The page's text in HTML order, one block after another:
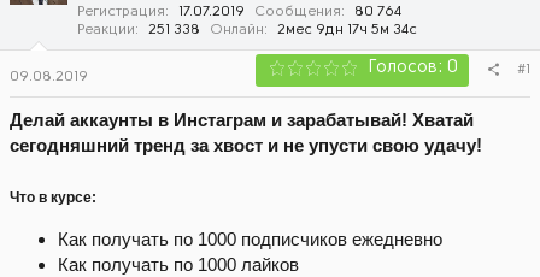
а
л
а
Регистрация 17.07.2019 Сообщения
80 764
Реакции
251 338 Онлайн 2мес 9дн 17ч 5м 34с
09.08.2019 Голосов: 0 #1
Делай аккаунты в Инстаграм и зарабатывай! Хватай
сегодняшний тренд за хвост и не упусти свою удачу!
Что в курсе:
Как получать по 1000 подписчиков ежедневно
Как получать по 1000 лайков